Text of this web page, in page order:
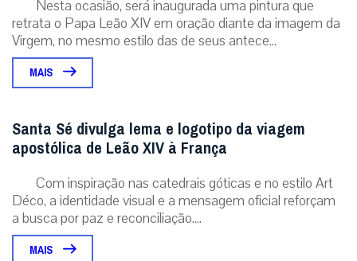
Nesta ocasião, será inaugurada uma pintura que
retrata o Papa Leão XIV em oração diante da imagem da
Virgem, no mesmo estilo das de seus antece...
MAIS
Santa Sé divulga lema e logotipo da viagem
apostólica de Leão XIV à França
Com inspiração nas catedrais góticas e no estilo Art
Déco, a identidade visual e a mensagem oficial reforçam
a busca por paz e reconciliação....
MAIS